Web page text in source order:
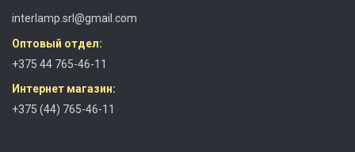
interlamp.srl@gmail.com
Оптовый отдел:
+375 44 765-46-11
Интернет магазин:
+375 (44) 765-46-11